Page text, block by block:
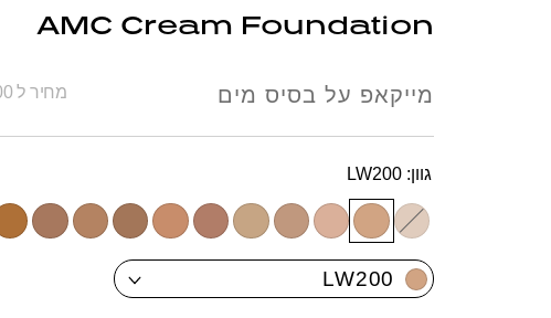
AMC Cream Foundation
מחיר ל 100 מ״ל: ₪450.00 מייקאפ על בסיס מים
גוון: LW200
LW100
Variant
sold
LW200
LW300
LW500
LW600
LC200
LC300
MW100
LW200